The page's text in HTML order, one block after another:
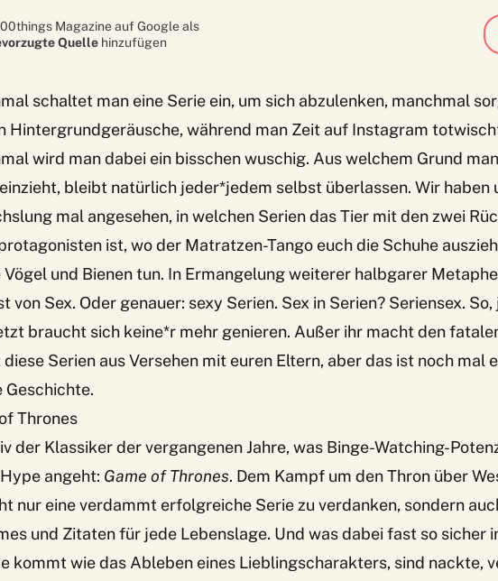
Magazine auf Google als
Quelle hinzufügen
schaltet man eine Serie ein, um sich abzulenken, manchmal
Hintergrundgeräusche, während man Zeit auf Instagram
wird man dabei ein bisschen wuschig. Aus welchem Grund
bleibt natürlich jeder*jedem selbst überlassen. Wir haben
mal angesehen, in welchen Serien das Tier mit den zwei
ist, wo der Matratzen-Tango euch die Schuhe
Vögel und Bienen tun. In Ermangelung weiterer halbgarer
von Sex. Oder genauer: sexy Serien. Sex in Serien? Seriensex.
braucht sich keine*r mehr genieren. Außer ihr macht den
Serien aus Versehen mit euren Eltern, aber das ist noch mal
Geschichte.
Thrones
der Klassiker der vergangenen Jahre, was Binge-Watching-
angeht: Game of Thrones. Dem Kampf um den Thron über
nur eine verdammt erfolgreiche Serie zu verdanken, sondern
und Zitaten für jede Lebenslage. Und was dabei fast so sicher
kommt wie das Ableben eines Lieblingscharakters, sind nackte,